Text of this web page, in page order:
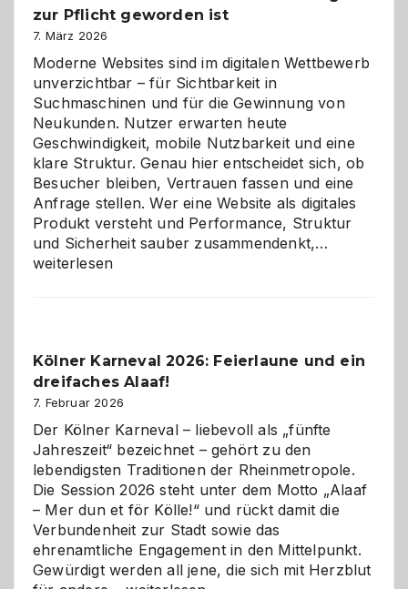
Logikrätseln
zur Pflicht geworden ist
7. März 2026
Moderne Websites sind im digitalen Wettbewerb
unverzichtbar – für Sichtbarkeit in
Suchmaschinen und für die Gewinnung von
Neukunden. Nutzer erwarten heute
Geschwindigkeit, mobile Nutzbarkeit und eine
klare Struktur. Genau hier entscheidet sich, ob
Besucher bleiben, Vertrauen fassen und eine
Anfrage stellen. Wer eine Website als digitales
Produkt versteht und Performance, Struktur
und Sicherheit sauber zusammendenkt,…
geworden
weiterlesen
Kölner Karneval 2026: Feierlaune und ein
dreifaches Alaaf!
7. Februar 2026
Der Kölner Karneval – liebevoll als „fünfte
Jahreszeit“ bezeichnet – gehört zu den
lebendigsten Traditionen der Rheinmetropole.
Die Session 2026 steht unter dem Motto „Alaaf
– Mer dun et för Kölle!“ und rückt damit die
Verbundenheit zur Stadt sowie das
ehrenamtliche Engagement in den Mittelpunkt.
Gewürdigt werden all jene, die sich mit Herzblut